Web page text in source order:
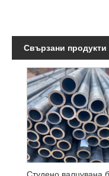
Свързани продукти